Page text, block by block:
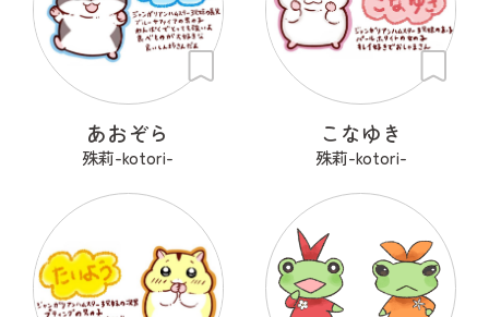
あおぞら
殊莉-kotori-
こなゆき
殊莉-kotori-